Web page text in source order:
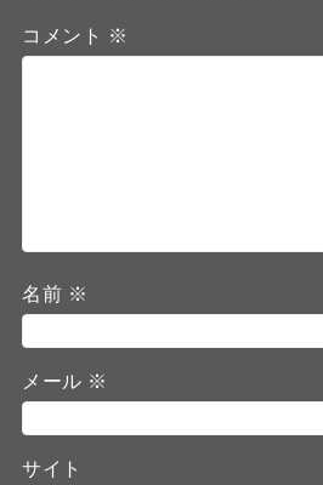
コメント ※
名前 ※
メール ※
サイト